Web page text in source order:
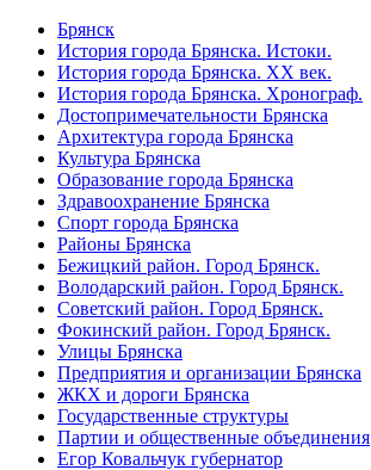
Брянск
История города Брянска. Истоки.
История города Брянска. XX век.
История города Брянска. Хронограф.
Достопримечательности Брянска
Архитектура города Брянска
Культура Брянска
Образование города Брянска
Здравоохранение Брянска
Спорт города Брянска
Районы Брянска
Бежицкий район. Город Брянск.
Володарский район. Город Брянск.
Советский район. Город Брянск.
Фокинский район. Город Брянск.
Улицы Брянска
Предприятия и организации Брянска
ЖКХ и дороги Брянска
Государственные структуры
Партии и общественные объединения
Егор Ковальчук губернатор